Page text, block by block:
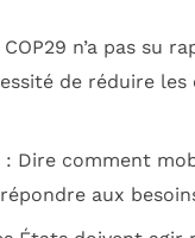
COP29 n’a pas su
de réduire les
: Dire comment
aux